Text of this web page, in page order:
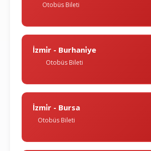
Otobüs Bileti
İzmi̇r - Burhani̇ye
Otobüs Bileti
İzmi̇r - Bursa
Otobüs Bileti